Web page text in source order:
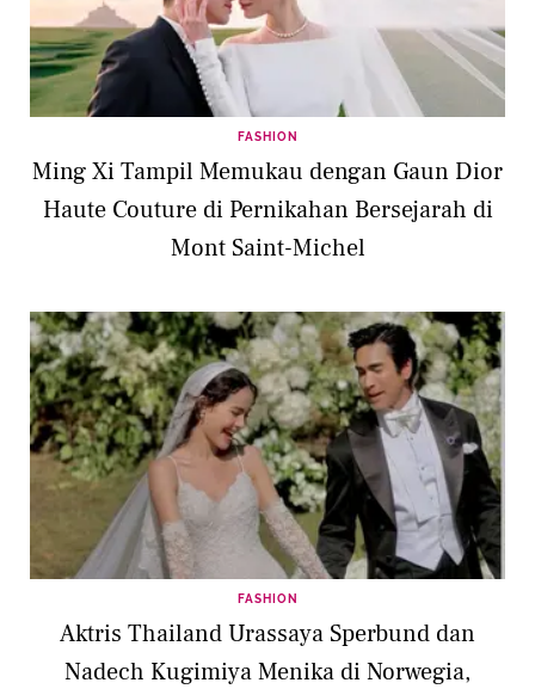
FASHION
Ming Xi Tampil Memukau dengan Gaun Dior
Haute Couture di Pernikahan Bersejarah di
Mont Saint-Michel
FASHION
Aktris Thailand Urassaya Sperbund dan
Nadech Kugimiya Menika di Norwegia,